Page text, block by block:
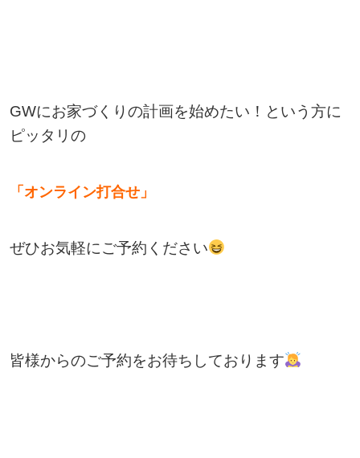
GWにお家づくりの計画を始めたい！という方に
ピッタリの
「オンライン打合せ」
ぜひお気軽にご予約ください
皆様からのご予約をお待ちしております